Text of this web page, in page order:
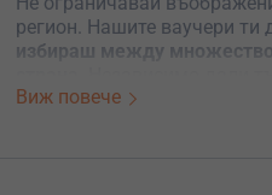
регион. Нашите ваучери ти
избираш между
спокойствие или нещо
Виж повече